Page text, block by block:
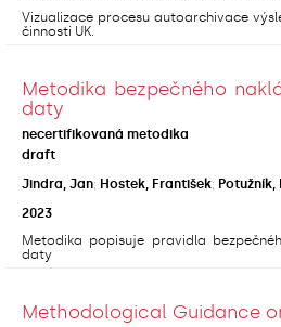
Vizualizace procesu autoarchivace
činnosti UK.
Metodika bezpečného
daty
necertifikovaná metodika
draft
Jindra, Jan; Hostek, František; Potužník,
2023
Metodika popisuje pravidla
daty
Methodological Guidance